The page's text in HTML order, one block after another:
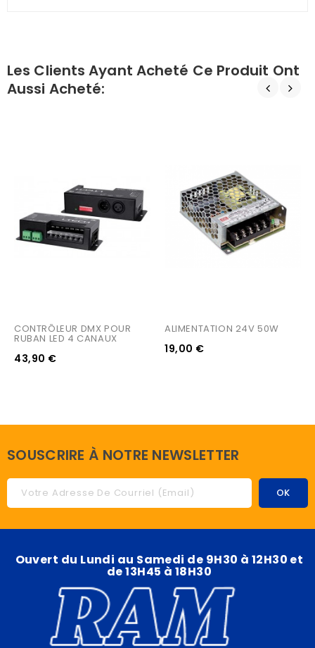
Les Clients Ayant Acheté Ce Produit Ont
Aussi Acheté:
CONTRÔLEUR DMX POUR
RUBAN LED 4 CANAUX
43,90 €
ALIMENTATION 24V 50W
19,00 €
SOUSCRIRE À NOTRE NEWSLETTER
Ouvert du Lundi au Samedi de 9H30 à 12H30 et
de 13H45 à 18H30